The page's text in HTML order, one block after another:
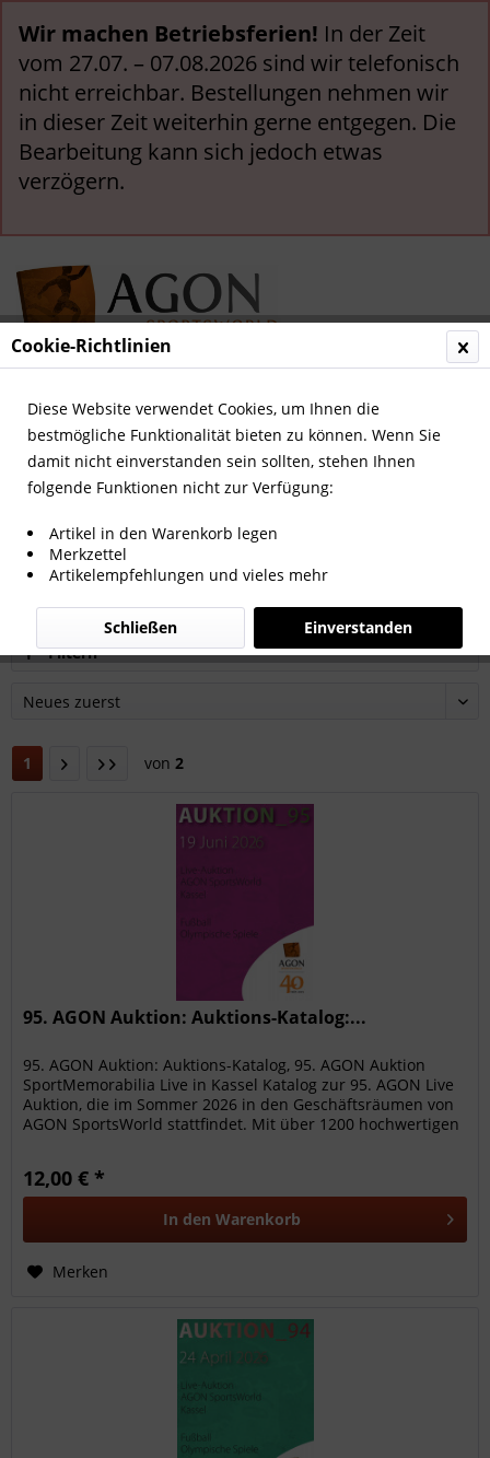
Wir machen Betriebsferien! In der Zeit
vom 27.07. – 07.08.2026 sind wir telefonisch
nicht erreichbar. Bestellungen nehmen wir
in dieser Zeit weiterhin gerne entgegen. Die
Bearbeitung kann sich jedoch etwas
verzögern.
Menü
AGON Kataloge
Alle noch lieferbaren und vorbestellbaren
AGON-Kataloge
Filtern
1 von 2
95. AGON Auktion: Auktions-Katalog:...
95. AGON Auktion: Auktions-Katalog, 95. AGON Auktion
SportMemorabilia Live in Kassel Katalog zur 95. AGON Live
Auktion, die im Sommer 2026 in den Geschäftsräumen von
AGON SportsWorld stattfindet. Mit über 1200 hochwertigen
12,00 € *
In den Warenkorb
Merken
Cookie-Richtlinien
Diese Website verwendet Cookies, um Ihnen die
bestmögliche Funktionalität bieten zu können. Wenn Sie
damit nicht einverstanden sein sollten, stehen Ihnen
folgende Funktionen nicht zur Verfügung:
Artikel in den Warenkorb legen
Merkzettel
Artikelempfehlungen und vieles mehr
Einverstanden
Schließen